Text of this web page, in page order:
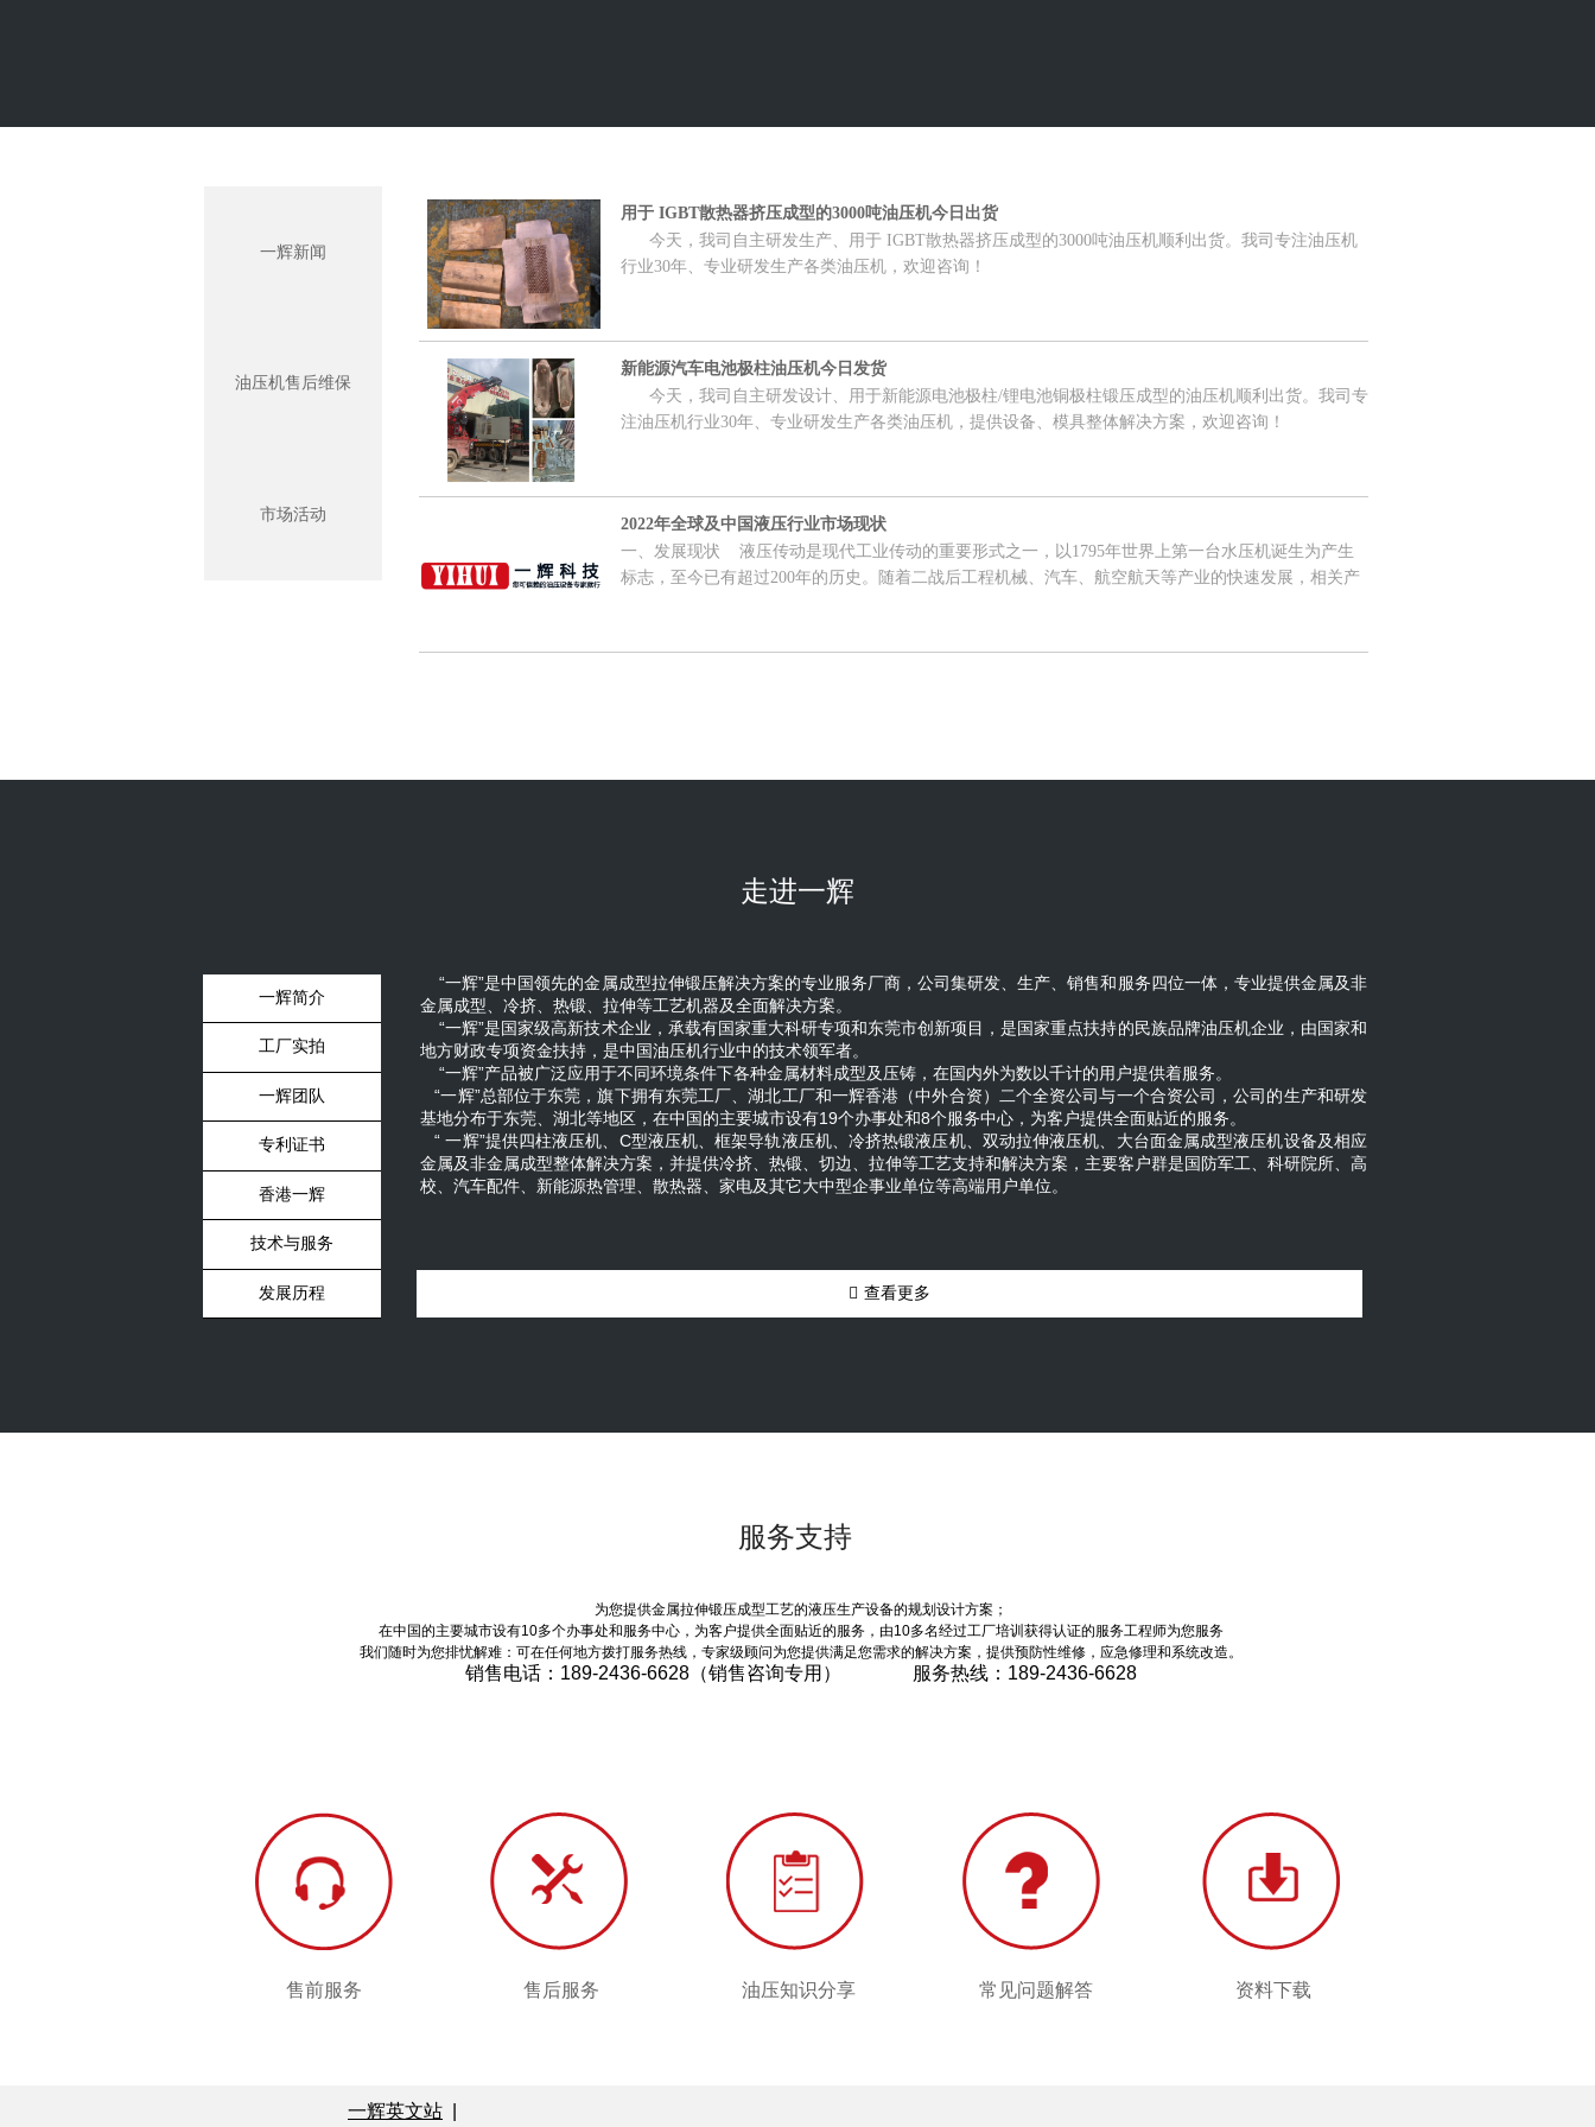
“一辉”是中国领先的金属成型拉伸锻压解决方案的专业服务厂商，公司集研发、生产、销售和服务四位一体，专业提供金属及非
金属成型、冷挤、热锻、拉伸等工艺机器及全面解决方案。
“一辉”是国家级高新技术企业，承载有国家重大科研专项和东莞市创新项目，是国家重点扶持的民族品牌油压机企业，由国家和
地方财政专项资金扶持，是中国油压机行业中的技术领军者。
“一辉”产品被广泛应用于不同环境条件下各种金属材料成型及压铸，在国内外为数以千计的用户提供着服务。
“一辉”总部位于东莞，旗下拥有东莞工厂、湖北工厂和一辉香港（中外合资）二个全资公司与一个合资公司，公司的生产和研发
基地分布于东莞、湖北等地区，在中国的主要城市设有19个办事处和8个服务中心，为客户提供全面贴近的服务。
“ 一辉”提供四柱液压机、C型液压机、框架导轨液压机、冷挤热锻液压机、双动拉伸液压机、大台面金属成型液压机设备及相应
金属及非金属成型整体解决方案，并提供冷挤、热锻、切边、拉伸等工艺支持和解决方案，主要客户群是国防军工、科研院所、高
校、汽车配件、新能源热管理、散热器、家电及其它大中型企事业单位等高端用户单位。
 查看更多
一辉简介
工厂实拍
一辉团队
专利证书
香港一辉
技术与服务
发展历程
走进一辉
一辉新闻
油压机售后维保
市场活动
用于 IGBT散热器挤压成型的3000吨油压机今日出货
今天，我司自主研发生产、用于 IGBT散热器挤压成型的3000吨油压机顺利出货。我司专注油压机
行业30年、专业研发生产各类油压机，欢迎咨询！
新能源汽车电池极柱油压机今日发货
今天，我司自主研发设计、用于新能源电池极柱/锂电池铜极柱锻压成型的油压机顺利出货。我司专
注油压机行业30年、专业研发生产各类油压机，提供设备、模具整体解决方案，欢迎咨询！
2022年全球及中国液压行业市场现状
一、发展现状 液压传动是现代工业传动的重要形式之一，以1795年世界上第一台水压机诞生为产生
标志，至今已有超过200年的历史。随着二战后工程机械、汽车、航空航天等产业的快速发展，相关产
域不断拓宽，全球液压行业已进入相对稳定、成熟的发展阶段，2021年全球液压行业市场规模达304.3
列入多项国家发展计划中，我国液压行业步入了快速发展阶段，2010-2021年，我国液压行业市场规模
的国家和地区，龙头企业包括德国博世力士乐、美国派克汉尼汾、丹麦丹佛斯及日本川崎重工等。凭借
传统制造强国庞大的本土市场和企业本身近百年的技术沉淀，上述企业几乎垄断了全球的高端液压件市
场，2020年上述四家公司市场份额约35%，短期内其市场地位难以被撼动。 我国本土液压生产企
业具有数量多、市场集中度较低的特点，据相关数据，截至2020年12月我国液压件生产企业数量为
1,042家，液压市场规模821亿元，国内前三大液压企业市场份额合计14.35%，前十大液压企业市场份额
不足20%。中国液压件和行业起步较晚，技术与世界先进水平存在差距，将产品质量和研发能力作为评
判指标，可以将国内企业划分为明显的四阶梯队。第四梯队主要是规模较小的中小企业，产品面向低端
市场，需求量大且质量要求低，价格竞争激烈。第三梯队是已具规模的国内企业，产品质量满足中低端
为您提供金属拉伸锻压成型工艺的液压生产设备的规划设计方案；
在中国的主要城市设有10多个办事处和服务中心，为客户提供全面贴近的服务，由10多名经过工厂培训获得认证的服务工程师为您服务
我们随时为您排忧解难：可在任何地方拨打服务热线，专家级顾问为您提供满足您需求的解决方案，提供预防性维修，应急修理和系统改造。
销售电话：189-2436-6628（销售咨询专用） 服务热线： 189-2436-6628
售前服务 按钮标题 资料下载
售后服务 常见问题解答
售前服务 售后服务 油压知识分享 常见问题解答 资料下载
服务支持
一辉英文站